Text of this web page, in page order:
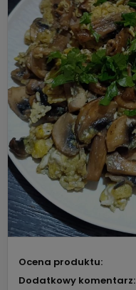
Ocena produktu:
Dodatkowy komentarz: